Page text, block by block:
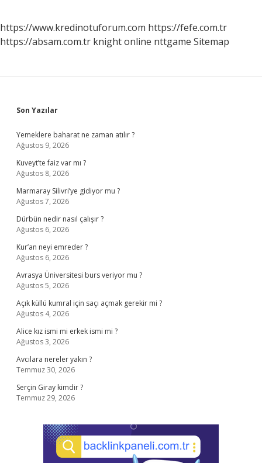
https://www.kredinotuforum.com https://fefe.com.tr
https://absam.com.tr knight online nttgame Sitemap
Sidebar
Son Yazılar
Yemeklere baharat ne zaman atılır ?
Ağustos 9, 2026
Kuveyt’te faiz var mı ?
Ağustos 8, 2026
Marmaray Silivri’ye gidiyor mu ?
Ağustos 7, 2026
Dürbün nedir nasıl çalışır ?
Ağustos 6, 2026
Kur’an neyi emreder ?
Ağustos 6, 2026
Avrasya Üniversitesi burs veriyor mu ?
Ağustos 5, 2026
Açık küllü kumral için saçı açmak gerekir mi ?
Ağustos 4, 2026
Alice kız ismi mi erkek ismi mi ?
Ağustos 3, 2026
Avcılara nereler yakın ?
Temmuz 30, 2026
Serçin Giray kimdir ?
Temmuz 29, 2026